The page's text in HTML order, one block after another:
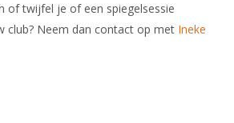
of twijfel je of een spiegelsessie
club? Neem dan contact op met Ineke